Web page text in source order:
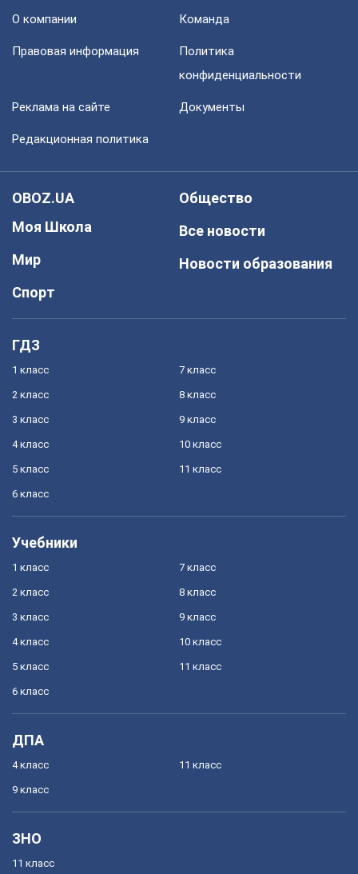
О компании Команда
Правовая информация
Политика
конфиденциальности
Реклама на сайте Документы
Редакционная политика
OBOZ.UA
Моя Школа
Мир
Спорт
Общество
Все новости
Новости образования
ГДЗ
1 класс
2 класс
3 класс
4 класс
5 класс
6 класс
7 класс
8 класс
9 класс
10 класс
11 класс
Учебники
1 класс
2 класс
3 класс
4 класс
5 класс
6 класс
7 класс
8 класс
9 класс
10 класс
11 класс
ДПА
4 класс
9 класс
11 класс
ЗНО
11 класс